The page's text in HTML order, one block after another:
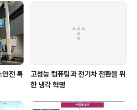
안전 특
고성능 컴퓨팅과 전기차 전환을 위
한 냉각 혁명